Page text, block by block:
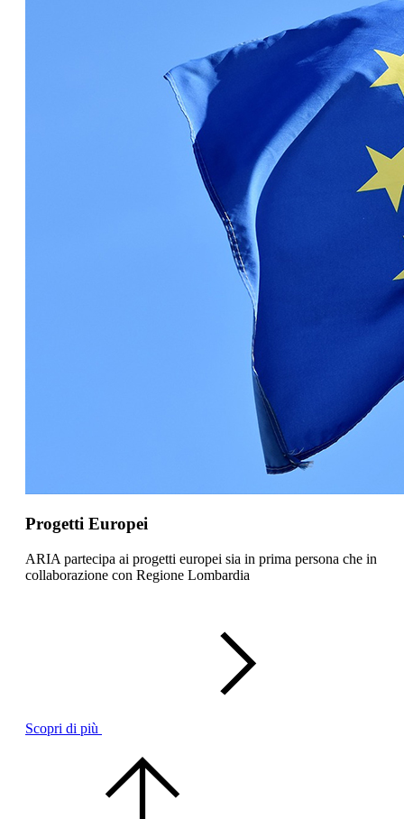
Progetti Europei
ARIA partecipa ai progetti europei sia in prima persona che in
collaborazione con Regione Lombardia
Scopri di più